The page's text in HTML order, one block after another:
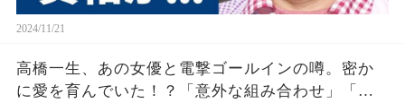
2024/11/21
高橋一生、あの女優と電撃ゴールインの噂。密か
に愛を育んでいた！？「意外な組み合わせ」「応